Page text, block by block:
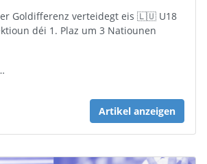
Goldifferenz verteidegt eis 🇱🇺 U18
déi 1. Plaz um 3 Natiounen
Artikel anzeigen